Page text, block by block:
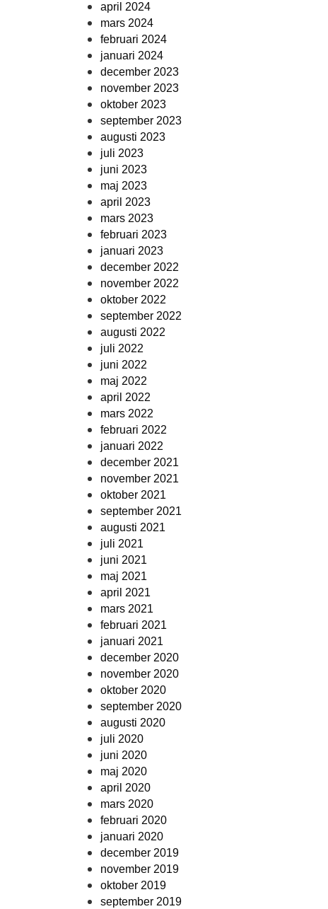
april 2024
mars 2024
februari 2024
januari 2024
december 2023
november 2023
oktober 2023
september 2023
augusti 2023
juli 2023
juni 2023
maj 2023
april 2023
mars 2023
februari 2023
januari 2023
december 2022
november 2022
oktober 2022
september 2022
augusti 2022
juli 2022
juni 2022
maj 2022
april 2022
mars 2022
februari 2022
januari 2022
december 2021
november 2021
oktober 2021
september 2021
augusti 2021
juli 2021
juni 2021
maj 2021
april 2021
mars 2021
februari 2021
januari 2021
december 2020
november 2020
oktober 2020
september 2020
augusti 2020
juli 2020
juni 2020
maj 2020
april 2020
mars 2020
februari 2020
januari 2020
december 2019
november 2019
oktober 2019
september 2019